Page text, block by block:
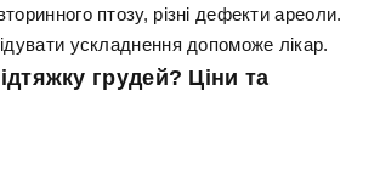
птозу, різні дефекти ареоли.
ускладнення допоможе лікар.
грудей? Ціни та